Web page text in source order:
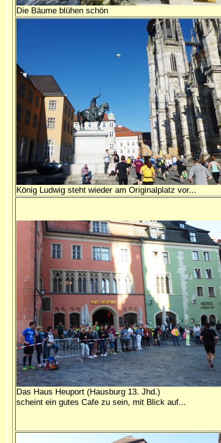
Die Bäume blühen schön
König Ludwig steht wieder am Originalplatz vor...
Das Haus Heuport (Hausburg 13. Jhd.)
scheint ein gutes Cafe zu sein, mit Blick auf...